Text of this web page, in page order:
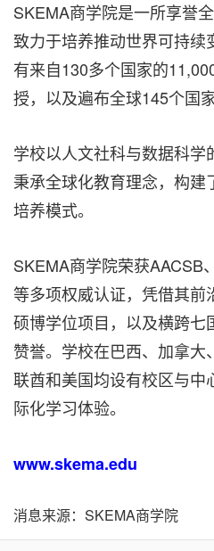
SKEMA商学院是一所享誉
致力于培养推动世界可持
有来自130多个国家的
授，以及遍布全球145个国
学校以人文社科与数据科学
秉承全球化教育理念，构
培养模式。
SKEMA商学院荣获AACSB
等多项权威认证，凭借其
硕博学位项目，以及横跨七
赞誉。学校在巴西、加拿
联酋和美国均设有校区与中
际化学习体验。
www.skema.edu
消息来源：SKEMA商学院